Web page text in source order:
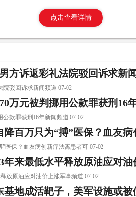
点击查看详情
方诉返彩礼法院驳回诉求新
院驳回诉求新闻频道 07-02
万元被判挪用公款罪获刑16
款罪获刑16年新闻频道 07-02
百万只为“搏”医保？血友
医保？血友病创新疗法离患者可 07-02
年来最低水平释放原油应对
放原油应对油价上涨军事频道 07-02
地成活靶子，美军设施或被